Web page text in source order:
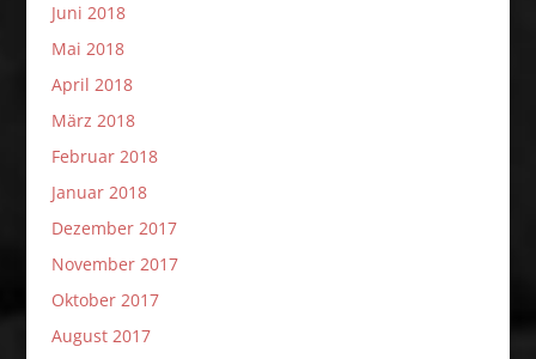
Juni 2018
Mai 2018
April 2018
März 2018
Februar 2018
Januar 2018
Dezember 2017
November 2017
Oktober 2017
August 2017